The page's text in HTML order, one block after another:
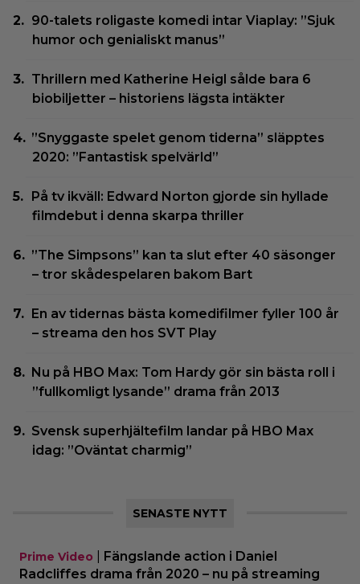
90-talets roligaste komedi intar Viaplay: ”Sjuk
humor och genialiskt manus”
Thrillern med Katherine Heigl sålde bara 6
biobiljetter – historiens lägsta intäkter
”Snyggaste spelet genom tiderna” släpptes
2020: ”Fantastisk spelvärld”
På tv ikväll: Edward Norton gjorde sin hyllade
filmdebut i denna skarpa thriller
”The Simpsons” kan ta slut efter 40 säsonger
– tror skådespelaren bakom Bart
En av tidernas bästa komedifilmer fyller 100 år
– streama den hos SVT Play
Nu på HBO Max: Tom Hardy gör sin bästa roll i
”fullkomligt lysande” drama från 2013
Svensk superhjältefilm landar på HBO Max
idag: ”Oväntat charmig”
SENASTE NYTT
Prime Video
Fängslande action i Daniel
Radcliffes drama från 2020 – nu på streaming